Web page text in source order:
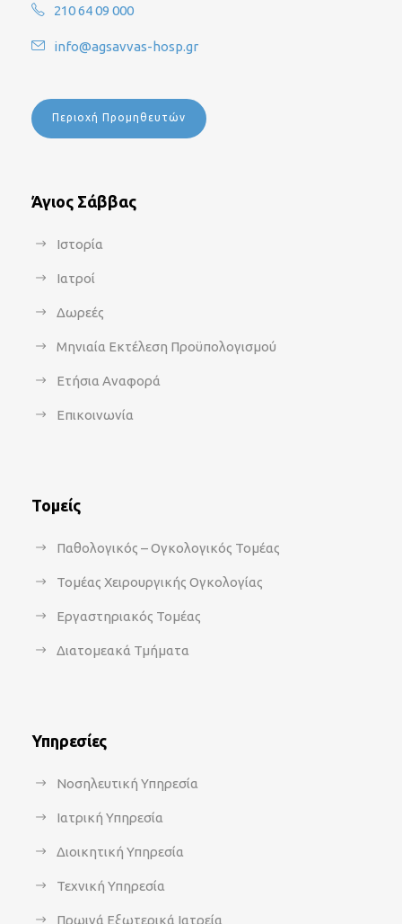
210 64 09 000
info@agsavvas-hosp.gr
Περιοχή Προμηθευτών
Άγιος Σάββας
Ιστορία
Ιατροί
Δωρεές
Μηνιαία Εκτέλεση Προϋπολογισμού
Ετήσια Αναφορά
Επικοινωνία
Τομείς
Παθολογικός – Ογκολογικός Τομέας
Τομέας Χειρουργικής Ογκολογίας
Εργαστηριακός Τομέας
Διατομεακά Τμήματα
Υπηρεσίες
Νοσηλευτική Υπηρεσία
Ιατρική Υπηρεσία
Διοικητική Υπηρεσία
Τεχνική Υπηρεσία
Πρωινά Εξωτερικά Ιατρεία